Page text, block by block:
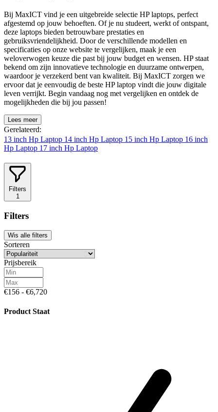
Bij MaxICT vind je een uitgebreide selectie HP laptops, perfect
afgestemd op jouw behoeften. Of je nu studeert, werkt of ontspant,
deze laptops bieden betrouwbare prestaties en
gebruiksvriendelijkheid. Door de verschillende modellen en
specificaties op onze website te vergelijken, maak je een
weloverwogen keuze die past bij jouw budget en wensen. HP staat
bekend om zijn innovatieve technologie en duurzame ontwerpen,
waardoor je verzekerd bent van kwaliteit. Bij MaxICT zorgen we
ervoor dat je eenvoudig de beste HP laptop vindt die jouw digitale
leven verrijkt. Begin vandaag nog met vergelijken en ontdek de
mogelijkheden die bij jou passen!
Lees meer
Gerelateerd:
13 inch Hp Laptop 14 inch Hp Laptop 15 inch Hp Laptop 16 inch
Hp Laptop 17 inch Hp Laptop
Filters
1
Filters
Wis alle filters
Sorteren
Prijsbereik
€156 - €6,720
Product Staat